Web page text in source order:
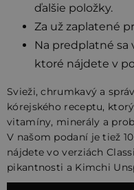
ďalšie položky.
Za už zaplatené
Na predplatné sa
ktoré nájdete v
Svieži, chrumkavý a
kórejského receptu,
vitamíny, minerály a
V našom podaní je tiež
nájdete vo verziách
pikantnosti a Kimchi